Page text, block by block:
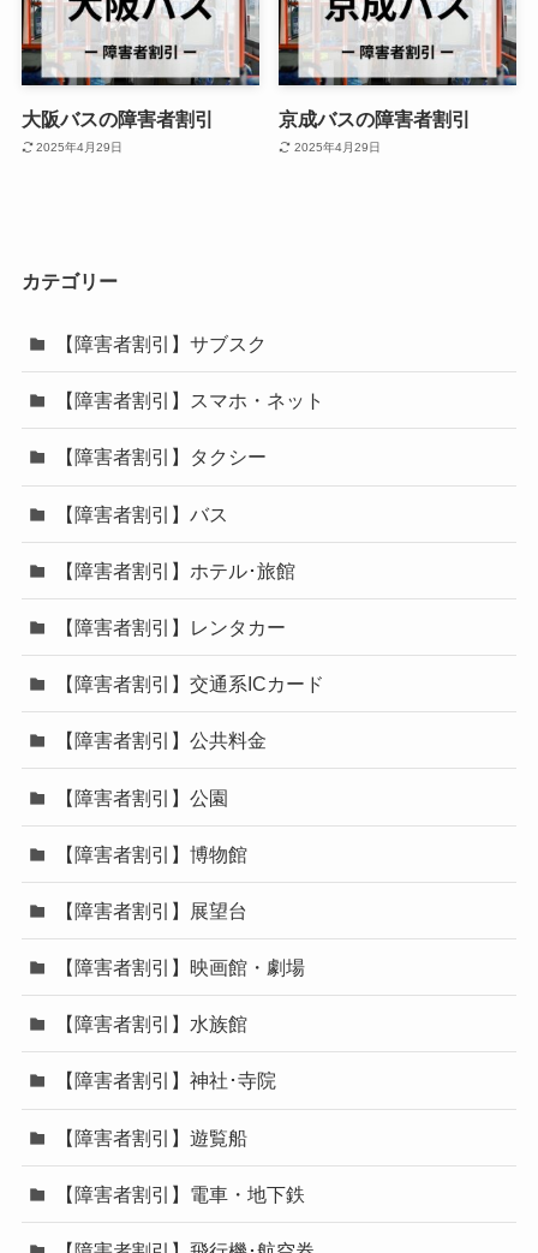
大阪バスの障害者割引
2025年4月29日
京成バスの障害者割引
2025年4月29日
カテゴリー
【障害者割引】サブスク
【障害者割引】スマホ・ネット
【障害者割引】タクシー
【障害者割引】バス
【障害者割引】ホテル･旅館
【障害者割引】レンタカー
【障害者割引】交通系ICカード
【障害者割引】公共料金
【障害者割引】公園
【障害者割引】博物館
【障害者割引】展望台
【障害者割引】映画館・劇場
【障害者割引】水族館
【障害者割引】神社･寺院
【障害者割引】遊覧船
【障害者割引】電車・地下鉄